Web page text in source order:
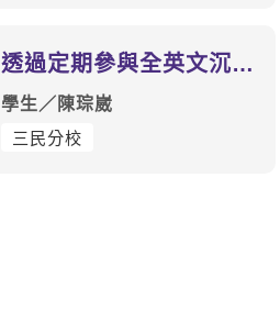
透過定期參與全英文沉浸
式學習環境改善自己的缺
點｜
學生／陳琮崴
三民分校